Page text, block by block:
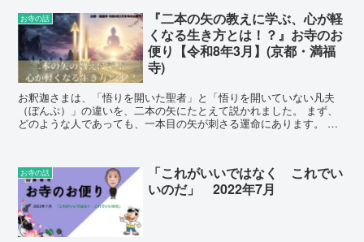
が、私たちはそのことに気付かずに色々な煩悩に悩まされながら生活
をしてしまっている。
お寺の話
『二本の矢の教えに学ぶ、心が軽
くなる生き方とは！？』お寺のお
便り【令和8年3月】(京都・満福
寺)
お釈迦さまは、「悟りを開いた聖者」と「悟りを開いていない凡夫
（ぼんぷ）」の違いを、二本の矢にたとえて説かれました。 まず、
どのような人であっても、一本目の矢が刺さる運命にあります。 こ
お寺の話
「これがいいではなく これでい
いのだ」 2022年7月